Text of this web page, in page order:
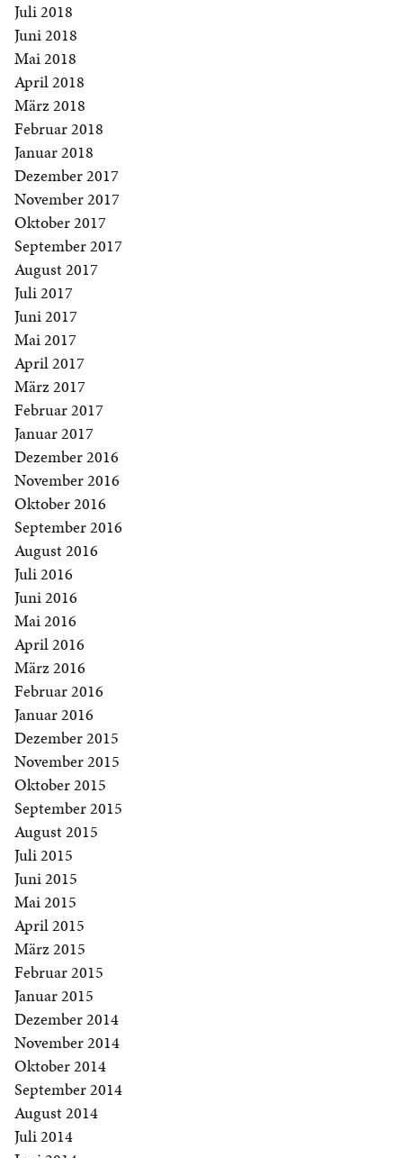
Juli 2018
Juni 2018
Mai 2018
April 2018
März 2018
Februar 2018
Januar 2018
Dezember 2017
November 2017
Oktober 2017
September 2017
August 2017
Juli 2017
Juni 2017
Mai 2017
April 2017
März 2017
Februar 2017
Januar 2017
Dezember 2016
November 2016
Oktober 2016
September 2016
August 2016
Juli 2016
Juni 2016
Mai 2016
April 2016
März 2016
Februar 2016
Januar 2016
Dezember 2015
November 2015
Oktober 2015
September 2015
August 2015
Juli 2015
Juni 2015
Mai 2015
April 2015
März 2015
Februar 2015
Januar 2015
Dezember 2014
November 2014
Oktober 2014
September 2014
August 2014
Juli 2014